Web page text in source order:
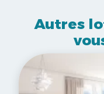
Autres